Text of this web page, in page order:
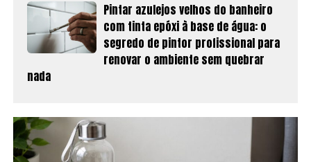
Pintar azulejos velhos do banheiro
com tinta epóxi à base de água: o
segredo de pintor profissional para
renovar o ambiente sem quebrar
nada